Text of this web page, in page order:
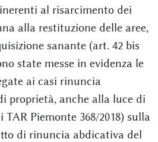
al risarcimento dei
alla restituzione delle aree,
sanante (art. 42 bis
state messe in evidenza le
ai casi rinuncia
proprietà, anche alla luce di
TAR Piemonte 368/2018) sulla
di rinuncia abdicativa del